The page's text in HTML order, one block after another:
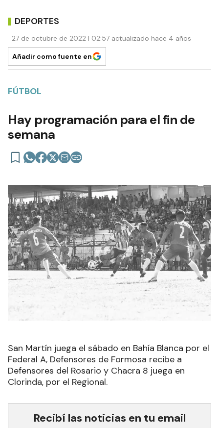
DEPORTES
27 de octubre de 2022 | 02:57 actualizado hace 4 años
Añadir como fuente en
FÚTBOL
Hay programación para el fin de
semana
San Martín juega el sábado en Bahía Blanca por el
Federal A, Defensores de Formosa recibe a
Defensores del Rosario y Chacra 8 juega en
Clorinda, por el Regional.
Recibí las noticias en tu email